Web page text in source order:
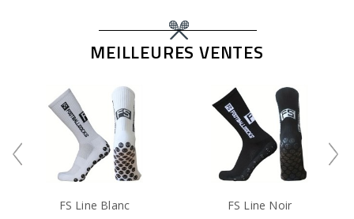
MEILLEURES VENTES
FS Line Blanc FS Line Noir